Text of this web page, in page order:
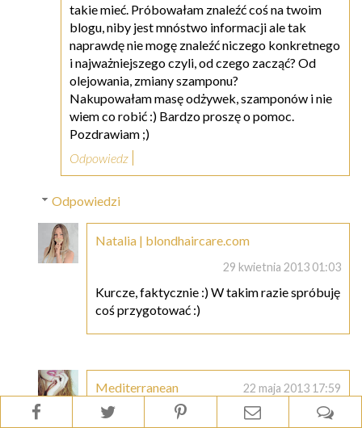
takie mieć. Próbowałam znaleźć coś na twoim
blogu, niby jest mnóstwo informacji ale tak
naprawdę nie mogę znaleźć niczego konkretnego
i najważniejszego czyli, od czego zacząć? Od
olejowania, zmiany szamponu?
Nakupowałam masę odżywek, szamponów i nie
wiem co robić :) Bardzo proszę o pomoc.
Pozdrawiam ;)
Odpowiedz
Odpowiedzi
Natalia | blondhaircare.com
29 kwietnia 2013 01:03
Kurcze, faktycznie :) W takim razie spróbuję
coś przygotować :)
Mediterranean 22 maja 2013 17:59
Czekam z niecierpliwością :)